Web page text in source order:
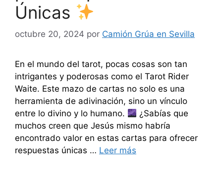
Únicas
octubre 20, 2024 por Camión Grúa en Sevilla
En el mundo del tarot, pocas cosas son tan
intrigantes y poderosas como el Tarot Rider
Waite. Este mazo de cartas no solo es una
herramienta de adivinación, sino un vínculo
entre lo divino y lo humano.
¿Sabías que
muchos creen que Jesús mismo habría
encontrado valor en estas cartas para ofrecer
respuestas únicas … Leer más